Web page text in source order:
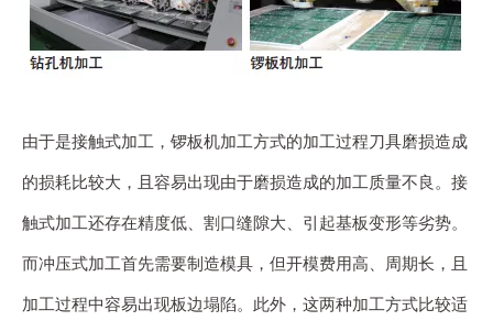
由于是接触式加工，锣板机加工方式的加工过程刀具磨损造成
的损耗比较大，且容易出现由于磨损造成的加工质量不良。接
触式加工还存在精度低、割口缝隙大、引起基板变形等劣势。
而冲压式加工首先需要制造模具，但开模费用高、周期长，且
加工过程中容易出现板边塌陷。此外，这两种加工方式比较适